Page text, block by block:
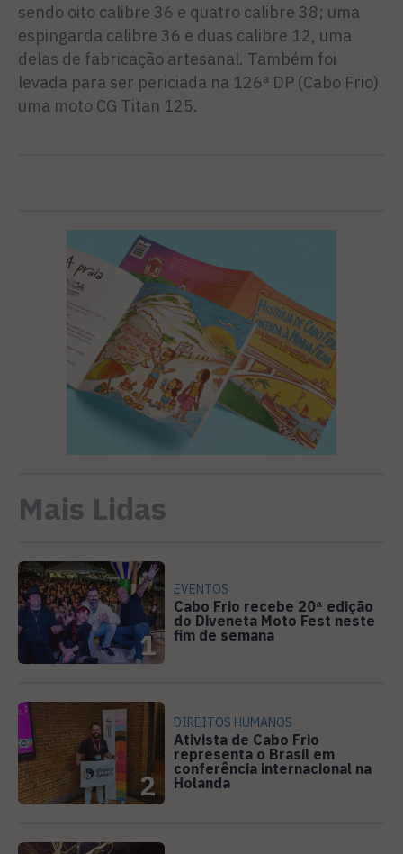
sendo oito calibre 36 e quatro calibre 38; uma
espingarda calibre 36 e duas calibre 12, uma
delas de fabricação artesanal. Também foi
levada para ser periciada na 126ª DP (Cabo Frio)
uma moto CG Titan 125.
Mais Lidas
1
EVENTOS
Cabo Frio recebe 20ª edição
do Diveneta Moto Fest neste
fim de semana
2
DIREITOS HUMANOS
Ativista de Cabo Frio
representa o Brasil em
conferência internacional na
Holanda